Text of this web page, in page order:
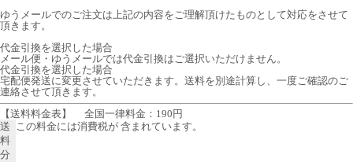
ゆうメールでのご注文は上記の内容をご理解頂けたものとして対応をさせて
頂きます。
代金引換を選択した場合
メール便・ゆうメールでは代金引換はご選択いただけません。
代金引換を選択した場合
宅配便発送に変更させていただきます。送料を別途計算し、一度ご確認のご
連絡させて頂きます。
【送料料金表】
全国一律料金：190円
送
料
分
この料金には消費税が 含まれています。